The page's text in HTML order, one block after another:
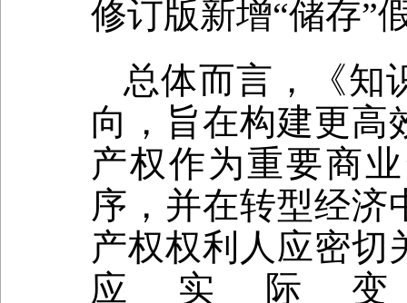
修订版新增“储存”
总体而言，《知
向，旨在构建更高
产权作为重要商
序，并在转型经济
产权权利人应密切
应实际